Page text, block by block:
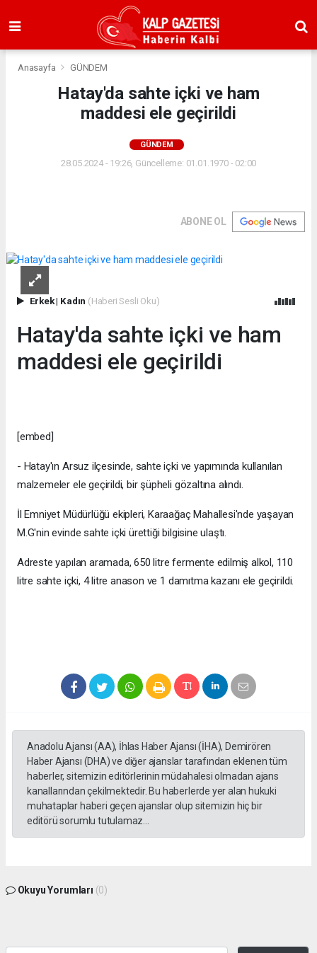
Anasayfa GÜNDEM
Hatay'da sahte içki ve ham
maddesi ele geçirildi
GÜNDEM
28.05.2024 - 19:26, Güncelleme: 01.01.1970 - 02:00
ABONE OL
Erkek| Kadın (Haberi Sesli Oku)
Hatay'da sahte içki ve ham
maddesi ele geçirildi
[embed]
- Hatay'ın Arsuz ilçesinde, sahte içki ve yapımında kullanılan
malzemeler ele geçirildi, bir şüpheli gözaltına alındı.
İl Emniyet Müdürlüğü ekipleri, Karaağaç Mahallesi'nde yaşayan
M.G'nin evinde sahte içki ürettiği bilgisine ulaştı.
Adreste yapılan aramada, 650 litre fermente edilmiş alkol, 110
litre sahte içki, 4 litre anason ve 1 damıtma kazanı ele geçirildi.
Anadolu Ajansı (AA), İhlas Haber Ajansı (İHA), Demirören
Haber Ajansı (DHA) ve diğer ajanslar tarafından eklenen tüm
haberler, sitemizin editörlerinin müdahalesi olmadan ajans
kanallarından çekilmektedir. Bu haberlerde yer alan hukuki
muhataplar haberi geçen ajanslar olup sitemizin hiç bir
editörü sorumlu tutulamaz...
Okuyu Yorumları (0)